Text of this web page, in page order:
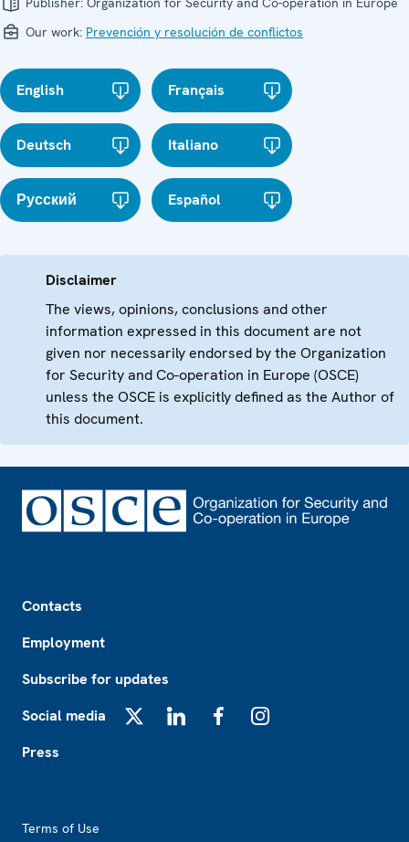
Our work: Prevención y resolución de conflictos
English Français
Deutsch Italiano
Русский Español
Disclaimer
The views, opinions, conclusions and other
information expressed in this document are not
given nor necessarily endorsed by the Organization
for Security and Co-operation in Europe (OSCE)
unless the OSCE is explicitly defined as the Author of
this document.
Contacts
Employment
Subscribe for updates
Social media
Press
Terms of Use